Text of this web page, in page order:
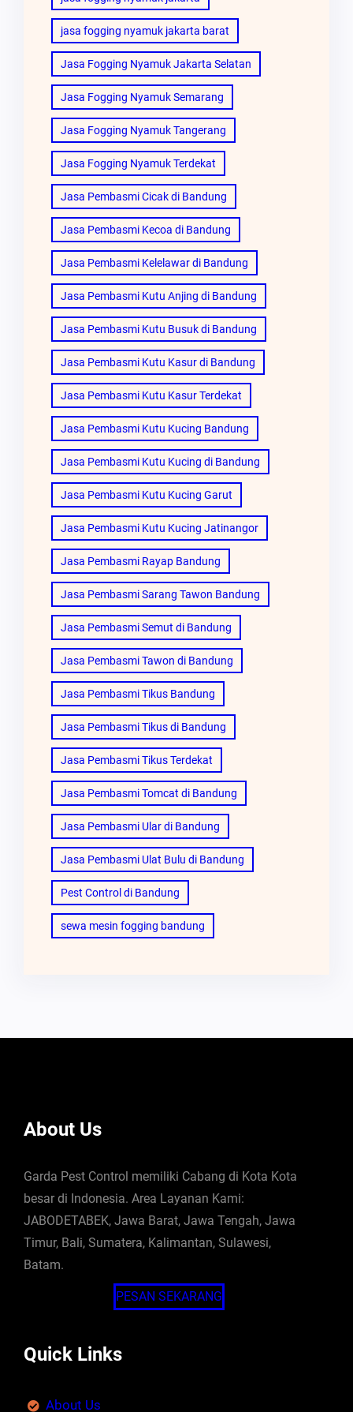
jasa fogging nyamuk jakarta barat
Jasa Fogging Nyamuk Jakarta Selatan
Jasa Fogging Nyamuk Semarang
Jasa Fogging Nyamuk Tangerang
Jasa Fogging Nyamuk Terdekat
Jasa Pembasmi Cicak di Bandung
Jasa Pembasmi Kecoa di Bandung
Jasa Pembasmi Kelelawar di Bandung
Jasa Pembasmi Kutu Anjing di Bandung
Jasa Pembasmi Kutu Busuk di Bandung
Jasa Pembasmi Kutu Kasur di Bandung
Jasa Pembasmi Kutu Kasur Terdekat
Jasa Pembasmi Kutu Kucing Bandung
Jasa Pembasmi Kutu Kucing di Bandung
Jasa Pembasmi Kutu Kucing Garut
Jasa Pembasmi Kutu Kucing Jatinangor
Jasa Pembasmi Rayap Bandung
Jasa Pembasmi Sarang Tawon Bandung
Jasa Pembasmi Semut di Bandung
Jasa Pembasmi Tawon di Bandung
Jasa Pembasmi Tikus Bandung
Jasa Pembasmi Tikus di Bandung
Jasa Pembasmi Tikus Terdekat
Jasa Pembasmi Tomcat di Bandung
Jasa Pembasmi Ular di Bandung
Jasa Pembasmi Ulat Bulu di Bandung
Pest Control di Bandung
sewa mesin fogging bandung
About Us
Garda Pest Control memiliki Cabang di Kota Kota
besar di Indonesia. Area Layanan Kami:
JABODETABEK, Jawa Barat, Jawa Tengah, Jawa
Timur, Bali, Sumatera, Kalimantan, Sulawesi,
Batam.
PESAN SEKARANG
Quick Links
About Us